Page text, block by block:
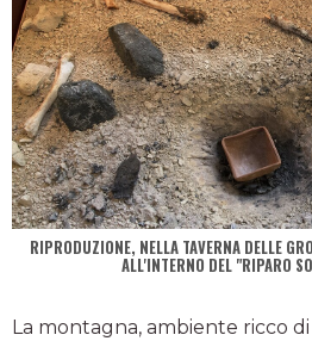
RIPRODUZIONE, NELLA TAVERNA DELLE
ALL'INTERNO DEL "RIPARO
La montagna, ambiente ricco